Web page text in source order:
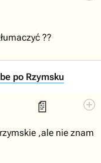
??
po Rzymsku
📄
,ale nie znam